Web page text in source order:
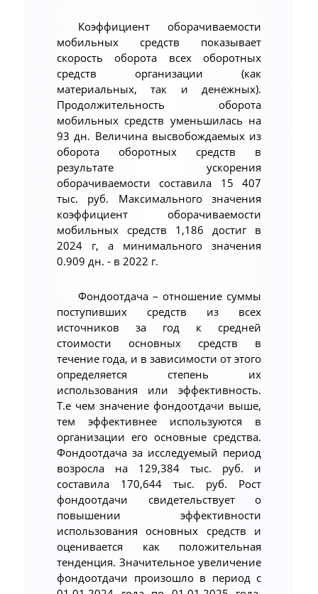
Коэффициент оборачиваемости
мобильных средств показывает
скорость оборота всех оборотных
средств организации (как
материальных, так и денежных).
Продолжительность оборота
мобильных средств уменьшилась на
93 дн. Величина высвобождаемых из
оборота оборотных средств в
результате ускорения
оборачиваемости составила 15 407
тыс. руб. Максимального значения
коэффициент оборачиваемости
мобильных средств 1,186 достиг в
2024 г, а минимального значения
0.909 дн. - в 2022 г.
Фондоотдача – отношение суммы
поступивших средств из всех
источников за год к средней
стоимости основных средств в
течение года, и в зависимости от этого
определяется степень их
использования или эффективность.
Т.е чем значение фондоотдачи выше,
тем эффективнее используются в
организации его основные средства.
Фондоотдача за исследуемый период
возросла на 129,384 тыс. руб. и
составила 170,644 тыс. руб. Рост
фондоотдачи свидетельствует о
повышении эффективности
использования основных средств и
оценивается как положительная
тенденция. Значительное увеличение
фондоотдачи произошло в период с